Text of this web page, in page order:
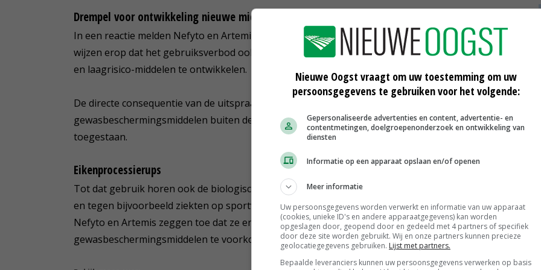
Drempel voor ontwikkeling nieuwe middelen
In een reactie melden Nefyto en Artemis dat ze blij zijn met deze uitspraak van het Gerechtshof. Zij
wijzen erop dat het gebruiksverbod ook een drempel was voor fabrikanten om nieuwe biologische
en laagrisico-middelen te ontwikkelen.
De directe consequentie van de uitspraak is dat het professioneel gebruik van toegelaten
gewasbeschermingsmiddelen buiten de landbouw weer volgens de voorschriften van het etiket is
toegestaan.
Eikenprocessierups
Tot dat gebruik horen ook de biologische middelen die ingezet worden tegen eikenprocessierups
en tegen bijvoorbeeld ziekten op sportvelden en golfterreinen. De bedrijven die aangesloten zijn bij
Nefyto en Artemis zeggen toe dat ze er alles aan doen om vermijdbaar gebruik van
gewasbeschermingsmiddelen te voorkomen.
Nieuwe Oogst vraagt om uw toestemming om uw
persoonsgegevens te gebruiken voor het volgende:
Gepersonaliseerde advertenties en content, advertentie- en
contentmetingen, doelgroepenonderzoek en ontwikkeling van
diensten
Informatie op een apparaat opslaan en/of openen
Meer informatie
Uw persoonsgegevens worden verwerkt en informatie van uw apparaat
(cookies, unieke ID's en andere apparaatgegevens) kan worden
opgeslagen door, geopend door en gedeeld met 4 partners of specifiek
door deze site worden gebruikt. Wij en onze partners kunnen precieze
geolocatiegegevens gebruiken. Lijst met partners.
Bepaalde leveranciers kunnen uw persoonsgegevens verwerken op basis